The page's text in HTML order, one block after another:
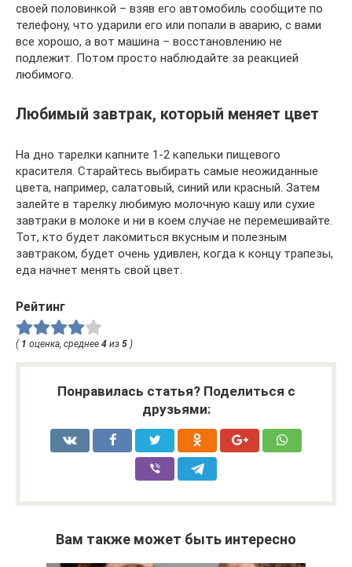
своей половинкой – взяв его автомобиль сообщите по
телефону, что ударили его или попали в аварию, с вами
все хорошо, а вот машина – восстановлению не
подлежит. Потом просто наблюдайте за реакцией
любимого.
Любимый завтрак, который меняет цвет
На дно тарелки капните 1-2 капельки пищевого
красителя. Старайтесь выбирать самые неожиданные
цвета, например, салатовый, синий или красный. Затем
залейте в тарелку любимую молочную кашу или сухие
завтраки в молоке и ни в коем случае не перемешивайте.
Тот, кто будет лакомиться вкусным и полезным
завтраком, будет очень удивлен, когда к концу трапезы,
еда начнет менять свой цвет.
Рейтинг
( 1 оценка, среднее 4 из 5 )
Понравилась статья? Поделиться с
друзьями:
Вам также может быть интересно